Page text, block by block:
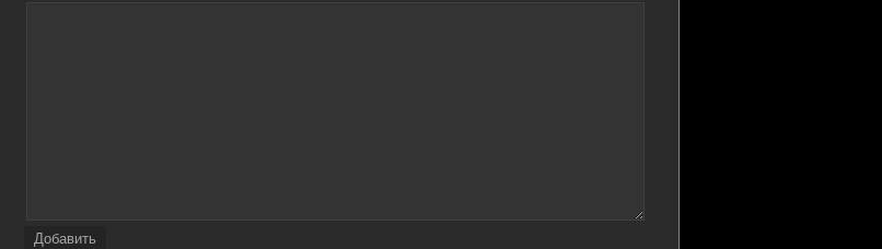
Добавить